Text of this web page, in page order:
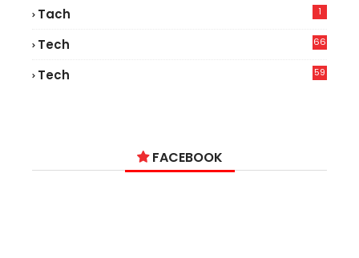
Tach 1
Tech
66
Tech
59
FACEBOOK